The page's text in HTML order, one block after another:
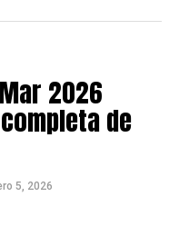
2026
de
5, 2026